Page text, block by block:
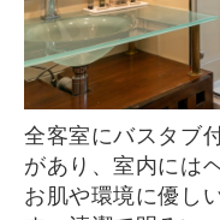
全客室にバスタブ付きのプライベートバスルーム
があり、室内には
お肌や環境に優し